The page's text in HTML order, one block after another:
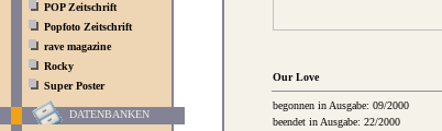
POP Zeitschrift
Popfoto Zeitschrift
rave magazine
Rocky
Super Poster
DATENBANKEN
Our Love
begonnen in Ausgabe: 09/2000
beendet in Ausgabe: 22/2000